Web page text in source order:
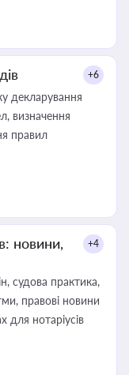
+6
декларування
визначення
правил
новини,
+4
судова практика,
правові новини
для нотаріусів